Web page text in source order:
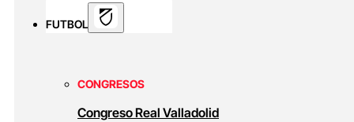
FUTBOL
CONGRESOS
Congreso Real Valladolid